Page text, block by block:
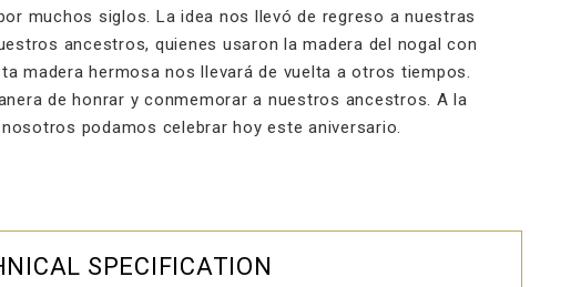
muchos siglos. La idea nos llevó de regreso a nuestras
ancestros, quienes usaron la madera del nogal con
madera hermosa nos llevará de vuelta a otros tiempos.
de honrar y conmemorar a nuestros ancestros. A la
podamos celebrar hoy este aniversario.
SPECIFICATION